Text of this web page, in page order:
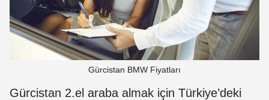
Gürcistan BMW Fiyatları
Gürcistan 2.el araba almak için Türkiye’deki